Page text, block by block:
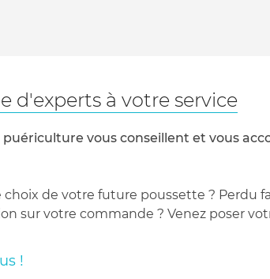
d'experts à votre service
puériculture vous conseillent et vous
de votre future poussette ? Perdu
sur votre commande ? Venez poser
!